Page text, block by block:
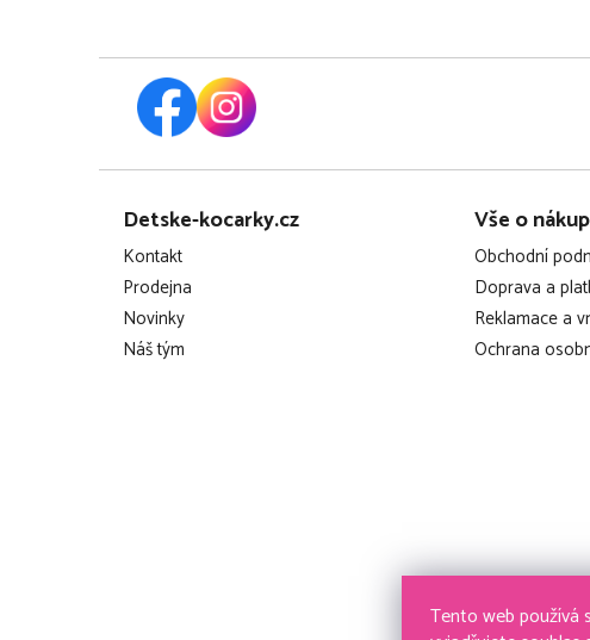
Tento web používá
Detske-kocarky.cz
Kontakt
Prodejna
Novinky
Náš tým
Vše o
Obchodní
Doprava a
Reklamace a
Ochrana